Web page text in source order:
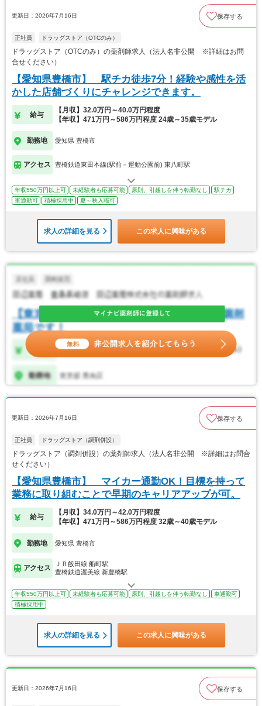
更新日：2026年7月16日 保存する
正社員 ドラッグストア（OTCのみ）
ドラッグストア（OTCのみ）の薬剤師求人（法人名非公開 ※詳細はお問
合せください）
【愛知県豊橋市】 駅チカ徒歩7分！経験や感性を活
かした店舗づくりにチャレンジできます。
給与
【月収】32.0万円～40.0万円程度
【年収】471万円～586万円程度 24歳～35歳モデル
勤務地 愛知県 豊橋市
アクセス 豊橋鉄道東田本線(駅前－運動公園前) 東八町駅
年収550万円以上可 未経験者も応募可能 原則、引越しを伴う転勤なし
駅チカ
車通勤可
積極採用中 夏～秋入職可
求人の詳細を見る この求人に興味がある
更新日：2026年7月16日 保存する
正社員 ドラッグストア（調剤併設）
ドラッグストア（調剤併設）の薬剤師求人（法人名非公開 ※詳細はお問合
せください）
【愛知県豊橋市】 マイカー通勤OK！目標を持って
業務に取り組むことで早期のキャリアアップが可。
給与
【月収】34.0万円～42.0万円程度
【年収】471万円～586万円程度 32歳～40歳モデル
勤務地 愛知県 豊橋市
アクセス
ＪＲ飯田線 船町駅
豊橋鉄道渥美線 新豊橋駅
年収550万円以上可 未経験者も応募可能 原則、引越しを伴う転勤なし
車通勤可
積極採用中
求人の詳細を見る この求人に興味がある
更新日：2026年7月16日 保存する